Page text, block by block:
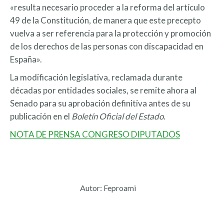
«resulta necesario proceder a la reforma del artículo
49 de la Constitución, de manera que este precepto
vuelva a ser referencia para la protección y promoción
de los derechos de las personas con discapacidad en
España».
La modificación legislativa, reclamada durante
décadas por entidades sociales, se remite ahora al
Senado para su aprobación definitiva antes de su
publicación en el Boletín Oficial del Estado.
NOTA DE PRENSA CONGRESO DIPUTADOS
Autor: Feproami